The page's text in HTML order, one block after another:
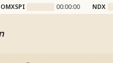
OMXSPI 00:00:00 NDX